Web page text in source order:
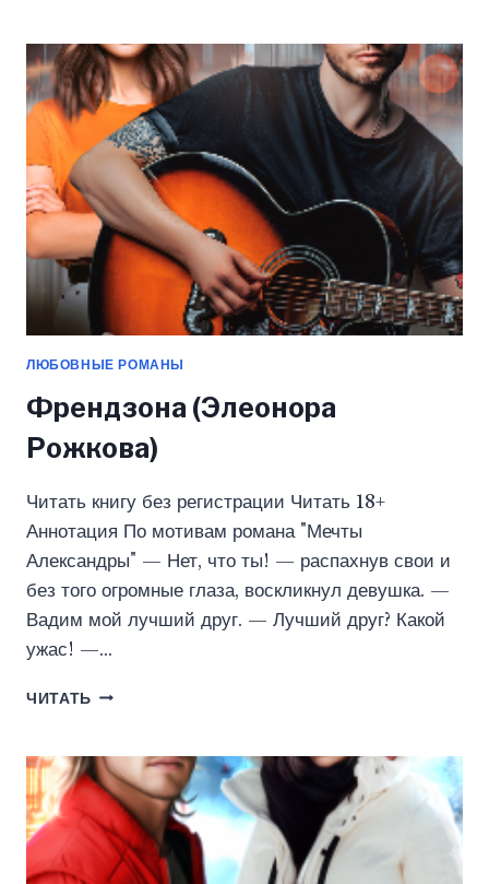
РОЖКОВА)
ЛЮБОВНЫЕ РОМАНЫ
Френдзона (Элеонора
Рожкова)
Читать книгу без регистрации Читать 18+
Аннотация По мотивам романа "Мечты
Александры" — Нет, что ты! — распахнув свои и
без того огромные глаза, воскликнул девушка. —
Вадим мой лучший друг. — Лучший друг? Какой
ужас! —…
ЧИТАТЬ ФРЕНДЗОНА